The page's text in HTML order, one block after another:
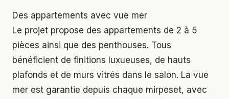
Des appartements avec vue mer
Le projet propose des appartements de 2 à 5
pièces ainsi que des penthouses. Tous
bénéficient de finitions luxueuses, de hauts
plafonds et de murs vitrés dans le salon. La vue
mer est garantie depuis chaque mirpeset, avec